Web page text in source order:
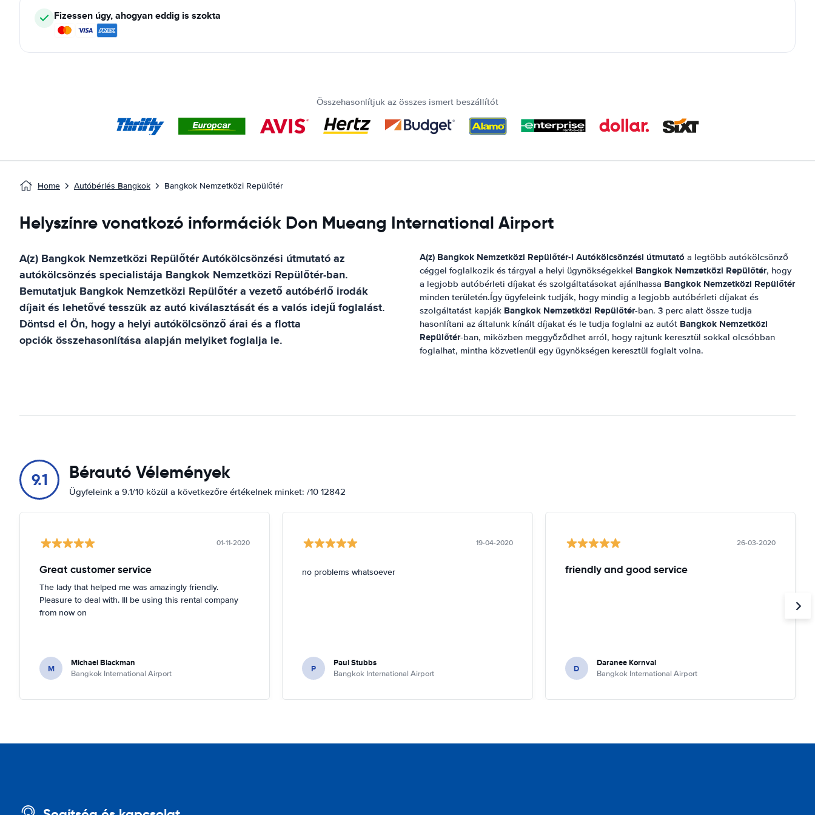
Fizessen úgy, ahogyan eddig is szokta
Összehasonlítjuk az összes ismert beszállítót
Home Autóbérlés Bangkok Bangkok Nemzetközi Repülőtér
Helyszínre vonatkozó információk Don Mueang International Airport
A(z) Bangkok Nemzetközi RepülőtérAutókölcsönzési útmutatóaz
autókölcsönzés specialistája Bangkok Nemzetközi Repülőtér-ban.
Bemutatjuk Bangkok Nemzetközi Repülőtéra vezető autóbérlő irodák
díjait és lehetővé tesszük az autó kiválasztását és a valós idejű foglalást.
Döntsd el Ön, hogy a helyi autókölcsönző árai és a flotta
opciók összehasonlítása alapján melyiket foglalja le.
A(z) Bangkok Nemzetközi Repülőtér-i Autókölcsönzési útmutató a legtöbb autókölcsönző
céggel foglalkozik és tárgyal a helyi ügynökségekkel Bangkok Nemzetközi Repülőtér, hogy
a legjobb autóbérleti díjakat és szolgáltatásokat ajánlhassa Bangkok Nemzetközi Repülőtér
minden területén.Így ügyfeleink tudják, hogy mindig a legjobb autóbérleti díjakat és
szolgáltatást kapják Bangkok Nemzetközi Repülőtér-ban. 3 perc alatt össze tudja
hasonlítani az általunk kínált díjakat és le tudja foglalni az autót Bangkok Nemzetközi
Repülőtér-ban, miközben meggyőződhet arról, hogy rajtunk keresztül sokkal olcsóbban
foglalhat, mintha közvetlenül egy ügynökségen keresztül foglalt volna.
9.1 Bérautó Vélemények
Ügyfeleink a 9.1/10 közül a következőre értékelnek minket: /10 12842
01-11-2020
Great customer service
The lady that helped me was amazingly friendly.
Pleasure to deal with. Ill be using this rental company
from now on
M Michael Blackman
Bangkok International Airport
19-04-2020
no problems whatsoever
P Paul Stubbs
Bangkok International Airport
26-03-2020
friendly and good service
D Daranee Kornval
Bangkok International Airport